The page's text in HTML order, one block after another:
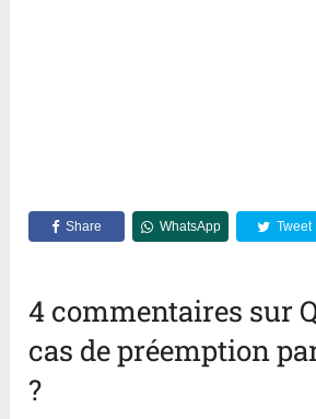
Share WhatsApp Tweet
4 commentaires sur
cas de préemption
?